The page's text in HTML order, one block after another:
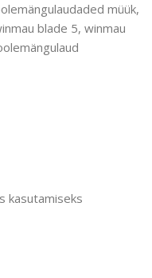
müük,
blade 5, winmau
kasutamiseks